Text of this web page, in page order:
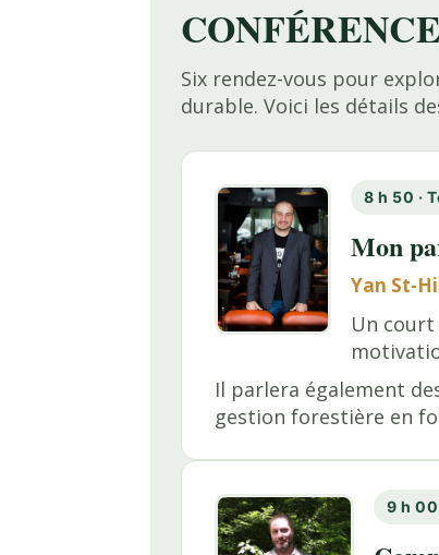
Six rendez-vous pour
durable. Voici les détails
8 h 50 ·
Mon
Yan St-
Un
Il parlera également
gestion forestière en
9 h 00